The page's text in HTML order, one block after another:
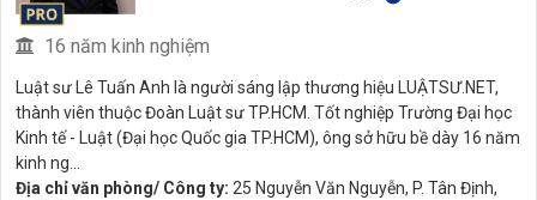
16 năm kinh nghiệm
Luật sư Lê Tuấn Anh là người sáng lập thương hiệu LUẬTSƯ.NET,
thành viên thuộc Đoàn Luật sư TP.HCM. Tốt nghiệp Trường Đại học
Kinh tế - Luật (Đại học Quốc gia TP.HCM), ông sở hữu bề dày 16 năm
kinh ng...
Địa chỉ văn phòng/ Công ty: 25 Nguyễn Văn Nguyễn, P. Tân Định,